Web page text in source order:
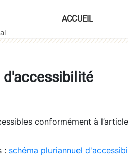
ACCUEIL
d'accessibilité
conformément à
: schéma pluriannuel